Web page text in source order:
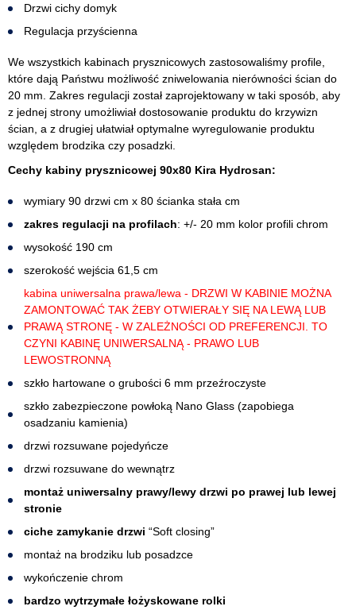
Drzwi cichy domyk
Regulacja przyścienna
We wszystkich kabinach prysznicowych zastosowaliśmy profile,
które dają Państwu możliwość zniwelowania nierówności ścian do
20 mm. Zakres regulacji został zaprojektowany w taki sposób, aby
z jednej strony umożliwiał dostosowanie produktu do krzywizn
ścian, a z drugiej ułatwiał optymalne wyregulowanie produktu
względem brodzika czy posadzki.
Cechy kabiny prysznicowej 90x80 Kira Hydrosan:
wymiary 90 drzwi cm x 80 ścianka stała cm
zakres regulacji na profilach: +/- 20 mm kolor profili chrom
wysokość 190 cm
szerokość wejścia 61,5 cm
kabina uniwersalna prawa/lewa - DRZWI W KABINIE MOŻNA
ZAMONTOWAĆ TAK ŻEBY OTWIERAŁY SIĘ NA LEWĄ LUB
PRAWĄ STRONĘ - W ZALEŻNOŚCI OD PREFERENCJI. TO
CZYNI KABINĘ UNIWERSALNĄ - PRAWO LUB
LEWOSTRONNĄ
szkło hartowane o grubości 6 mm przeźroczyste
szkło zabezpieczone powłoką Nano Glass (zapobiega
osadzaniu kamienia)
drzwi rozsuwane pojedyńcze
drzwi rozsuwane do wewnątrz
montaż uniwersalny prawy/lewy drzwi po prawej lub lewej
stronie
ciche zamykanie drzwi “Soft closing”
montaż na brodziku lub posadzce
wykończenie chrom
bardzo wytrzymałe łożyskowane rolki